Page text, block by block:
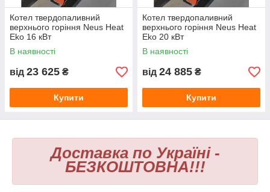
Котел твердопаливний
верхнього горіння Neus Heat
Eko 16 кВт
В наявності
від 23 625 ₴
Купити
Котел твердопаливний
верхнього горіння Neus Heat
Eko 20 кВт
В наявності
від 24 885 ₴
Купити
Доставка по Україні -
БЕЗКОШТОВНА!!!